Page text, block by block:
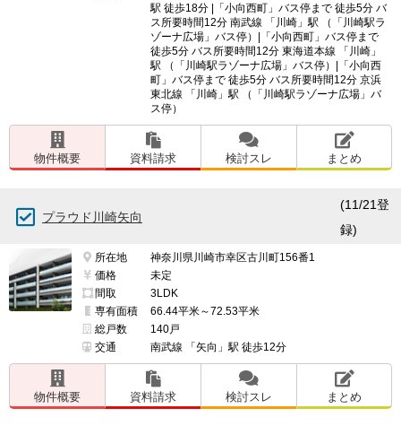
駅 徒歩18分 |「小向西町」バス停まで 徒歩5分 バ
ス所要時間12分 南武線 「川崎」駅 （「川崎駅ラ
ゾーナ広場」バス停）|「小向西町」バス停まで
徒歩5分 バス所要時間12分 東海道本線 「川崎」
駅 （「川崎駅ラゾーナ広場」バス停）|「小向西
町」バス停まで 徒歩5分 バス所要時間12分 京浜
東北線 「川崎」駅 （「川崎駅ラゾーナ広場」バ
ス停）
物件概要 資料請求 検討スレ まとめ
プラウド川崎矢向
(11/21登
録)
所在地
神奈川県川崎市幸区古川町156番1
価格
未定
間取
3LDK
専有面積
66.44平米～72.53平米
総戸数
140戸
交通
南武線 「矢向」駅 徒歩12分
物件概要 資料請求 検討スレ まとめ